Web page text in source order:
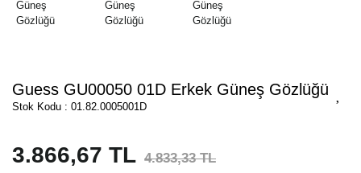
Guess GU00050 01D Erkek Güneş Gözlüğü
Stok Kodu : 01.82.0005001D
3.866,67 TL 4.833,33 TL